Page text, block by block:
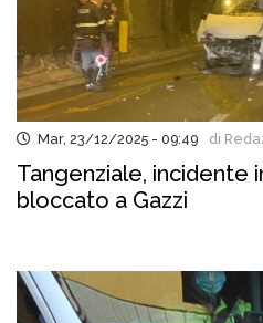
Mar, 23/12/2025 - 09:49 di
Tangenziale, incidente
bloccato a Gazzi